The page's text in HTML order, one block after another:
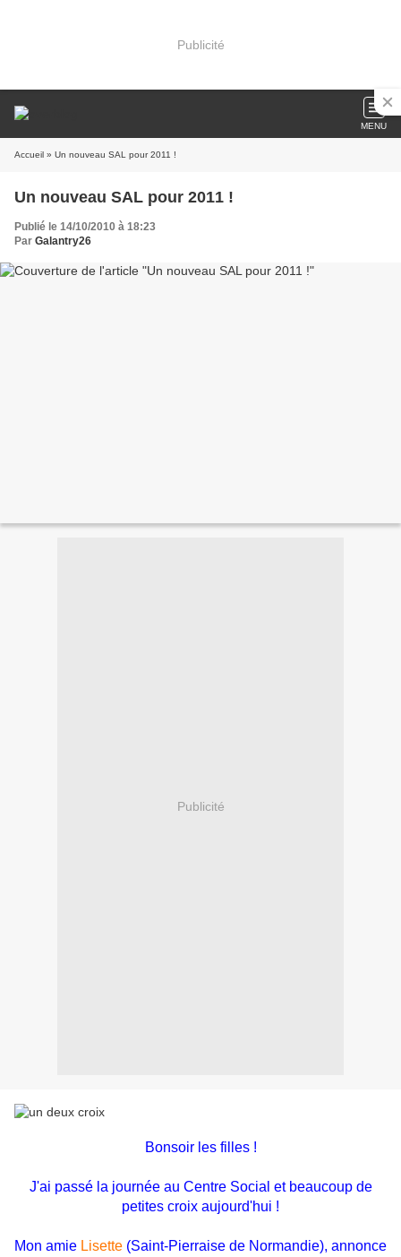
Publicité
MENU
Accueil » Un nouveau SAL pour 2011 !
Un nouveau SAL pour 2011 !
Publié le 14/10/2010 à 18:23
Par Galantry26
Publicité
Bonsoir les filles !
J'ai passé la journée au Centre Social et beaucoup de
petites croix aujourd'hui !
Mon amie Lisette (Saint-Pierraise de Normandie), annonce